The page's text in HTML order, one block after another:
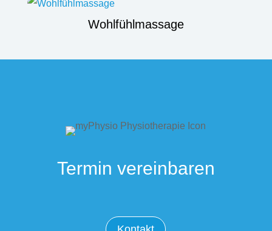
Wohlfühlmassage
Termin vereinbaren